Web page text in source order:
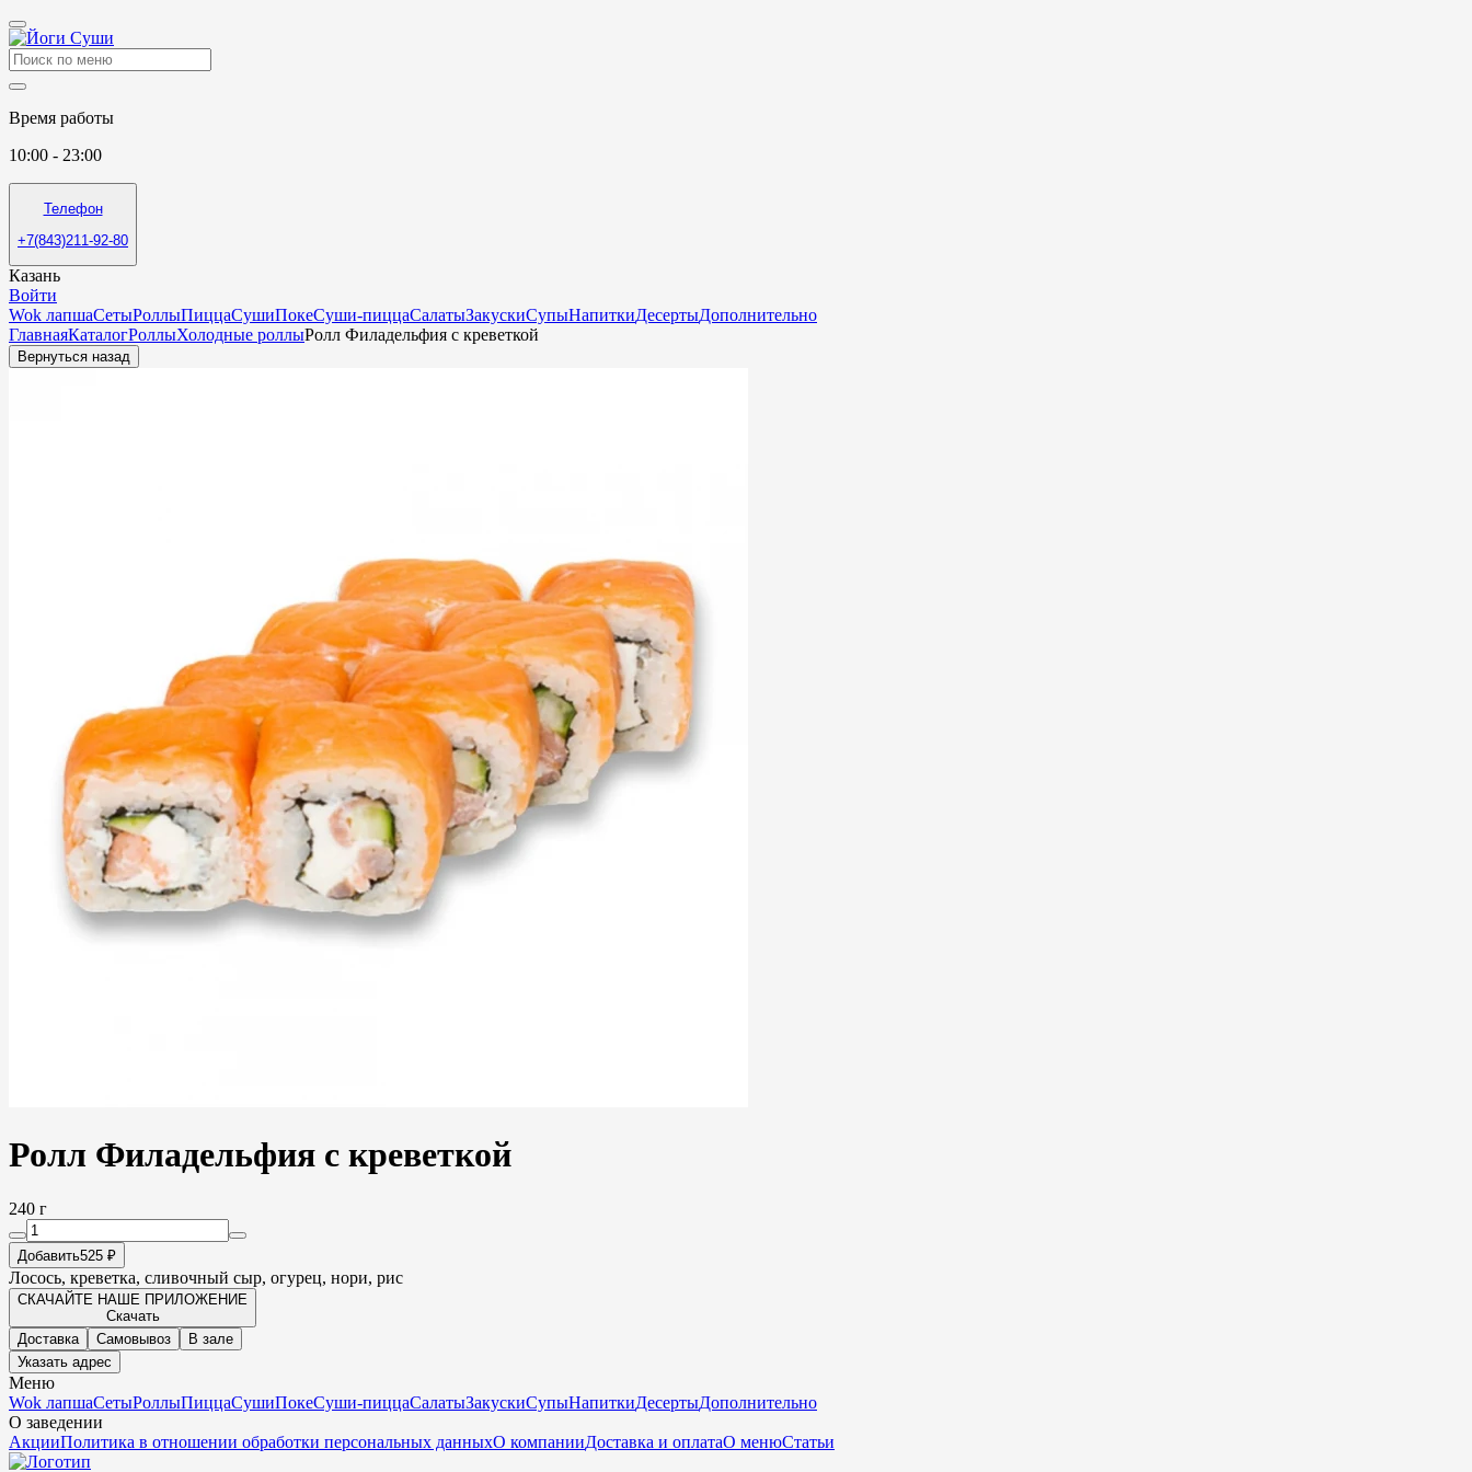
Время работы
10:00 - 23:00
Телефон
+7(843)211-92-80
Казань
Войти
Wok лапшаСетыРоллыПиццаСушиПокеСуши-пиццаСалатыЗакускиСупыНапиткиДесертыДополнительно
ГлавнаяКаталогРоллыХолодные роллыРолл Филадельфия с креветкой
Вернуться назад
Ролл Филадельфия с креветкой
240 г
Добавить525 ₽
Лосось, креветка, сливочный сыр, огурец, нори, рис
СКАЧАЙТЕ НАШЕ ПРИЛОЖЕНИЕ
Скачать
Доставка
Самовывоз
В зале
Указать адрес
Меню
Wok лапшаСетыРоллыПиццаСушиПокеСуши-пиццаСалатыЗакускиСупыНапиткиДесертыДополнительно
О заведении
АкцииПолитика в отношении обработки персональных данныхО компанииДоставка и оплатаО менюСтатьи